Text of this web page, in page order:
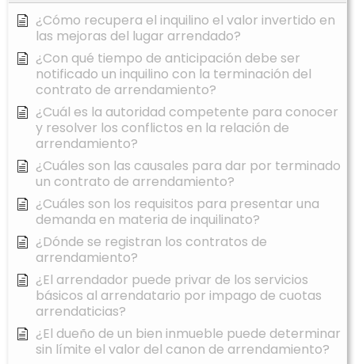
¿Cómo recupera el inquilino el valor invertido en
las mejoras del lugar arrendado?
¿Con qué tiempo de anticipación debe ser
notificado un inquilino con la terminación del
contrato de arrendamiento?
¿Cuál es la autoridad competente para conocer
y resolver los conflictos en la relación de
arrendamiento?
¿Cuáles son las causales para dar por terminado
un contrato de arrendamiento?
¿Cuáles son los requisitos para presentar una
demanda en materia de inquilinato?
¿Dónde se registran los contratos de
arrendamiento?
¿El arrendador puede privar de los servicios
básicos al arrendatario por impago de cuotas
arrendaticias?
¿El dueño de un bien inmueble puede determinar
sin límite el valor del canon de arrendamiento?